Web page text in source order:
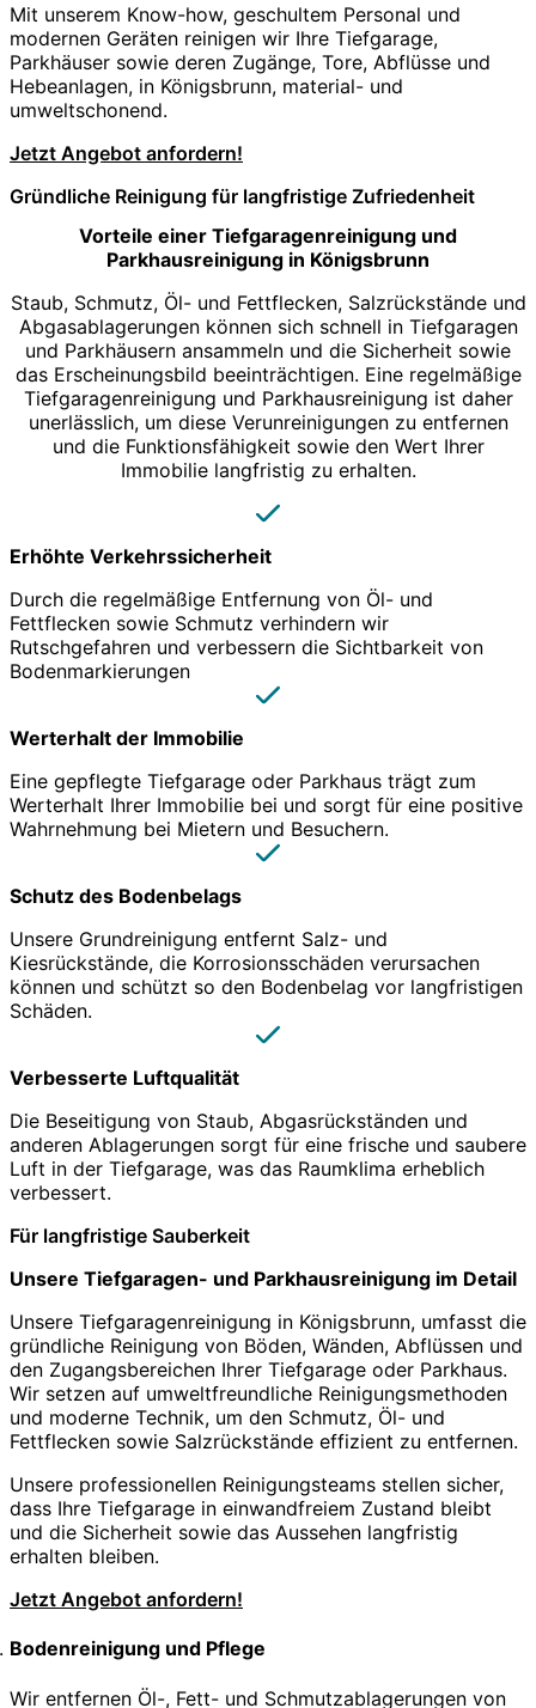
Mit unserem Know-how, geschultem Personal und
modernen Geräten reinigen wir Ihre Tiefgarage,
Parkhäuser sowie deren Zugänge, Tore, Abflüsse und
Hebeanlagen, in Königsbrunn, material- und
umweltschonend.
Jetzt Angebot anfordern!
Gründliche Reinigung für langfristige Zufriedenheit
Vorteile einer Tiefgaragenreinigung und
Parkhausreinigung in Königsbrunn
Staub, Schmutz, Öl- und Fettflecken, Salzrückstände und
Abgasablagerungen können sich schnell in Tiefgaragen
und Parkhäusern ansammeln und die Sicherheit sowie
das Erscheinungsbild beeinträchtigen. Eine regelmäßige
Tiefgaragenreinigung und Parkhausreinigung ist daher
unerlässlich, um diese Verunreinigungen zu entfernen
und die Funktionsfähigkeit sowie den Wert Ihrer
Immobilie langfristig zu erhalten.
Erhöhte Verkehrssicherheit
Durch die regelmäßige Entfernung von Öl- und
Fettflecken sowie Schmutz verhindern wir
Rutschgefahren und verbessern die Sichtbarkeit von
Bodenmarkierungen
Werterhalt der Immobilie
Eine gepflegte Tiefgarage oder Parkhaus trägt zum
Werterhalt Ihrer Immobilie bei und sorgt für eine positive
Wahrnehmung bei Mietern und Besuchern.
Schutz des Bodenbelags
Unsere Grundreinigung entfernt Salz- und
Kiesrückstände, die Korrosionsschäden verursachen
können und schützt so den Bodenbelag vor langfristigen
Schäden.
Verbesserte Luftqualität
Die Beseitigung von Staub, Abgasrückständen und
anderen Ablagerungen sorgt für eine frische und saubere
Luft in der Tiefgarage, was das Raumklima erheblich
verbessert.
Für langfristige Sauberkeit
Unsere Tiefgaragen- und Parkhausreinigung im Detail
Unsere Tiefgaragenreinigung in Königsbrunn, umfasst die
gründliche Reinigung von Böden, Wänden, Abflüssen und
den Zugangsbereichen Ihrer Tiefgarage oder Parkhaus.
Wir setzen auf umweltfreundliche Reinigungsmethoden
und moderne Technik, um den Schmutz, Öl- und
Fettflecken sowie Salzrückstände effizient zu entfernen.
Unsere professionellen Reinigungsteams stellen sicher,
dass Ihre Tiefgarage in einwandfreiem Zustand bleibt
und die Sicherheit sowie das Aussehen langfristig
erhalten bleiben.
Jetzt Angebot anfordern!
Bodenreinigung und Pflege
Wir entfernen Öl-, Fett- und Schmutzablagerungen von